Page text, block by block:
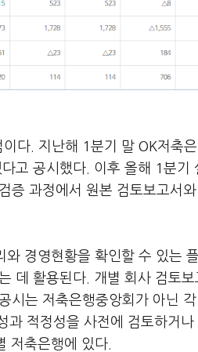
다. 지난해 1분기 말 OK저축
고 공시했다. 이후 올해 1분기
증 과정에서 원본 검토보고서
경영현황을 확인할 수 있는
데 활용된다. 개별 회사 검토보
는 저축은행중앙회가 아닌 각
적정성을 사전에 검토하거
저축은행에 있다.